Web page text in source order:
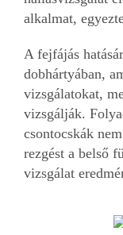
alkalmat,
A fejfájás
dobhártyában,
vizsgálatokat,
vizsgálják.
csontocskák
rezgést a belső
vizsgálat